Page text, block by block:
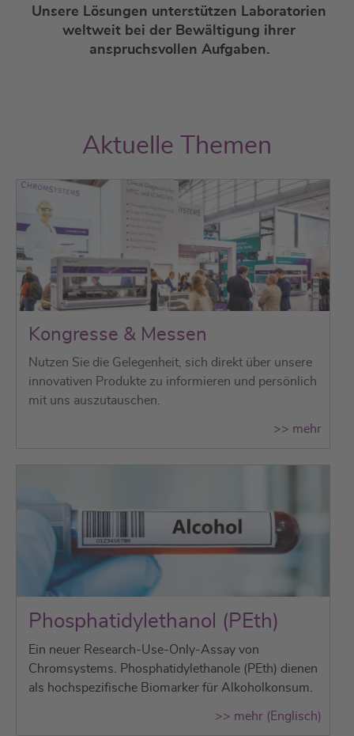
Unsere Lösungen unterstützen Laboratorien
weltweit bei der Bewältigung ihrer
anspruchsvollen Aufgaben.
Aktuelle Themen
Kongresse & Messen
Nutzen Sie die Gelegenheit, sich direkt über unsere
innovativen Produkte zu informieren und persönlich
mit uns auszutauschen.
>> mehr
Phosphatidylethanol (PEth)
Ein neuer Research-Use-Only-Assay von
Chromsystems. Phosphatidylethanole (PEth) dienen
als hochspezifische Biomarker für Alkoholkonsum.
>> mehr (Englisch)